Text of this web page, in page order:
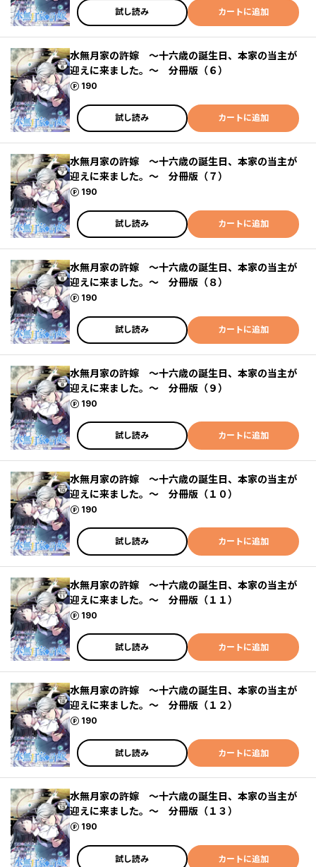
試し読み カートに追加
水無月家の許嫁 ～十六歳の誕生日、本家の当主が
迎えに来ました。～ 分冊版（６）
190
ポイント
試し読み カートに追加
水無月家の許嫁 ～十六歳の誕生日、本家の当主が
迎えに来ました。～ 分冊版（７）
190
ポイント
試し読み カートに追加
水無月家の許嫁 ～十六歳の誕生日、本家の当主が
迎えに来ました。～ 分冊版（８）
190
ポイント
試し読み カートに追加
水無月家の許嫁 ～十六歳の誕生日、本家の当主が
迎えに来ました。～ 分冊版（９）
190
ポイント
試し読み カートに追加
水無月家の許嫁 ～十六歳の誕生日、本家の当主が
迎えに来ました。～ 分冊版（１０）
190
ポイント
試し読み カートに追加
水無月家の許嫁 ～十六歳の誕生日、本家の当主が
迎えに来ました。～ 分冊版（１１）
190
ポイント
試し読み カートに追加
水無月家の許嫁 ～十六歳の誕生日、本家の当主が
迎えに来ました。～ 分冊版（１２）
190
ポイント
試し読み カートに追加
水無月家の許嫁 ～十六歳の誕生日、本家の当主が
迎えに来ました。～ 分冊版（１３）
190
ポイント
試し読み カートに追加